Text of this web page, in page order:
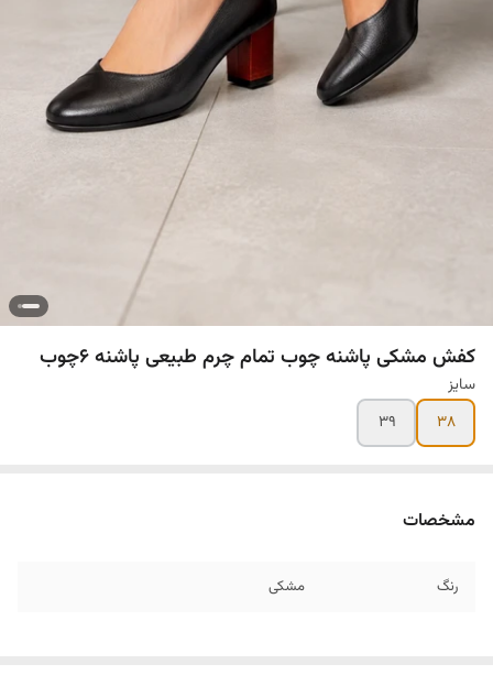
کفش مشکی پاشنه چوب تمام چرم طبیعی پاشنه ۶چوب
سایز
۳۸
۳۹
مشخصات
رنگ مشکی